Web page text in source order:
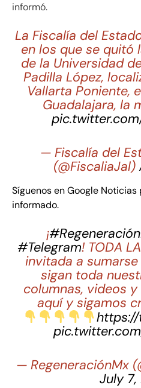
informó.
La Fiscalía del
en los que se quitó
de la Universidad
Padilla López,
Vallarta Poniente,
Guadalajara, la
— Fiscalía del
(@FiscaliaJal)
Síguenos en Google
informado.
¡
#Telegram! TODA
invitada a
sigan toda
columnas, videos
aquí y sigamos
— RegeneraciónMx
July 7,